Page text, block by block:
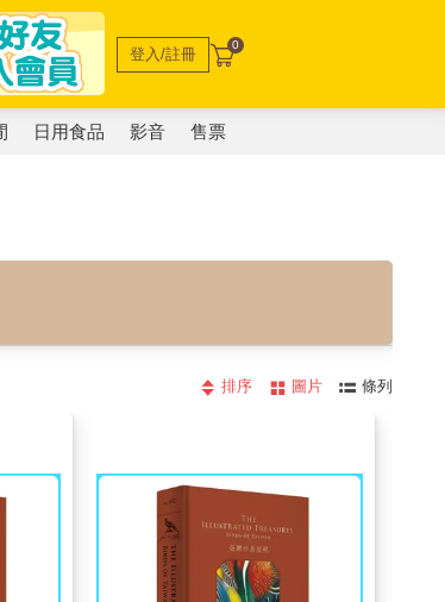
登入/註冊 0
日用食品 影音 售票
排序 圖片 條列